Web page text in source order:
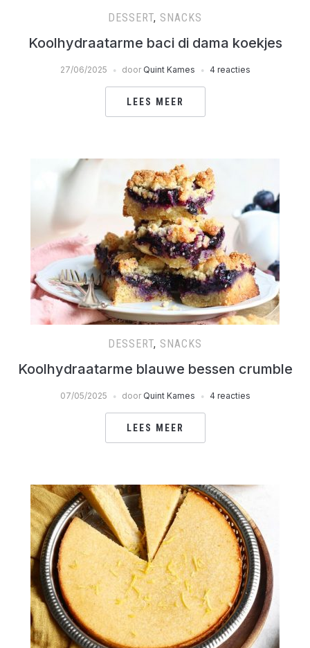
DESSERT, SNACKS
Koolhydraatarme baci di dama koekjes
27/06/2025 door Quint Kames 4 reacties
LEES MEER
DESSERT, SNACKS
Koolhydraatarme blauwe bessen crumble
07/05/2025 door Quint Kames 4 reacties
LEES MEER